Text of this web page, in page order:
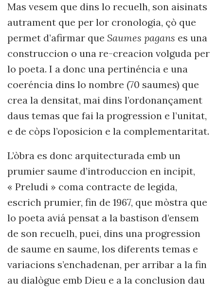
Mas vesem que dins lo recuelh, son aisinats
autrament que per lor cronologia, çò que
permet d’afirmar que Saumes pagans es una
construccion o una re-creacion volguda per
lo poeta. I a donc una pertinéncia e una
coeréncia dins lo nombre (70 saumes) que
crea la densitat, mai dins l’ordonançament
daus temas que fai la progression e l’unitat,
e de còps l’oposicion e la complementaritat.
L’òbra es donc arquitecturada emb un
prumier saume d’introduccion en incipit,
« Preludi » coma contracte de legida,
escrich prumier, fin de 1967, que mòstra que
lo poeta aviá pensat a la bastison d’ensem
de son recuelh, puei, dins una progression
de saume en saume, los diferents temas e
variacions s’enchadenan, per arribar a la fin
au dialògue emb Dieu e a la conclusion dau